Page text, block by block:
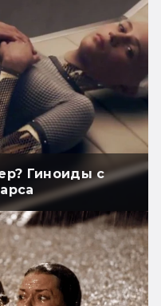
Гиноиды с